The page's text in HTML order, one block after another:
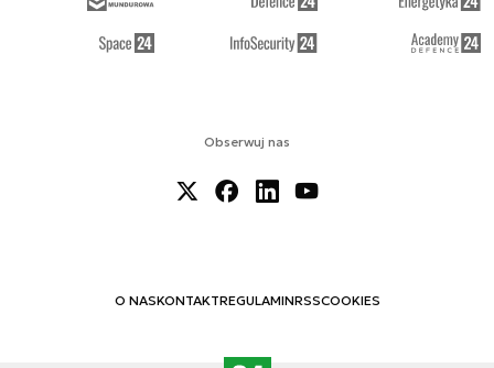
Obserwuj nas
O NASKONTAKTREGULAMINRSSCOOKIES